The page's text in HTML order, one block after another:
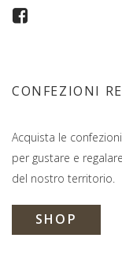
CONFEZIONI
Acquista le
per gustare e
del nostro territorio.
SHOP